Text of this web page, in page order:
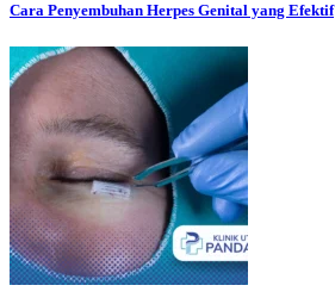
Cara Penyembuhan Herpes Genital yang Efektif